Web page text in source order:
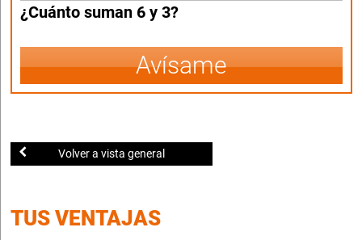
¿Cuánto suman 6 y 3?
Avísame
Volver a vista general
TUS VENTAJAS